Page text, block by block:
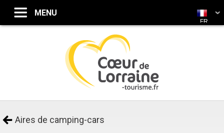
Aires de camping-cars
FR